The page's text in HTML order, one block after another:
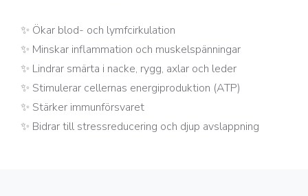
✨ Ökar blod- och lymfcirkulation
✨ Minskar inflammation och muskelspänningar
✨ Lindrar smärta i nacke, rygg, axlar och leder
✨ Stimulerar cellernas energiproduktion (ATP)
✨ Stärker immunförsvaret
✨ Bidrar till stressreducering och djup avslappning